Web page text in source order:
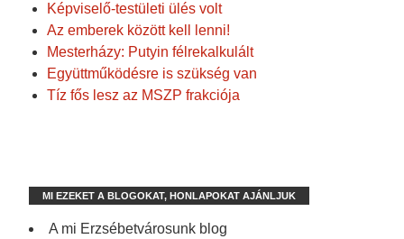
Képviselő-testületi ülés volt
Az emberek között kell lenni!
Mesterházy: Putyin félrekalkulált
Együttműködésre is szükség van
Tíz fős lesz az MSZP frakciója
MI EZEKET A BLOGOKAT, HONLAPOKAT AJÁNLJUK
A mi Erzsébetvárosunk blog